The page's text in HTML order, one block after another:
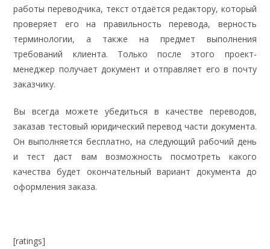
работы переводчика, текст отдаётся редактору, который
проверяет его на правильность перевода, верность
терминологии, а также на предмет выполнения
требований клиента. Только после этого проект-
менеджер получает документ и отправляет его в почту
заказчику.
Вы всегда можете убедиться в качестве переводов,
заказав тестовый юридический перевод части документа.
Он выполняется бесплатно, на следующий рабочий день
и тест даст вам возможность посмотреть какого
качества будет окончательный вариант документа до
оформления заказа.
[ratings]